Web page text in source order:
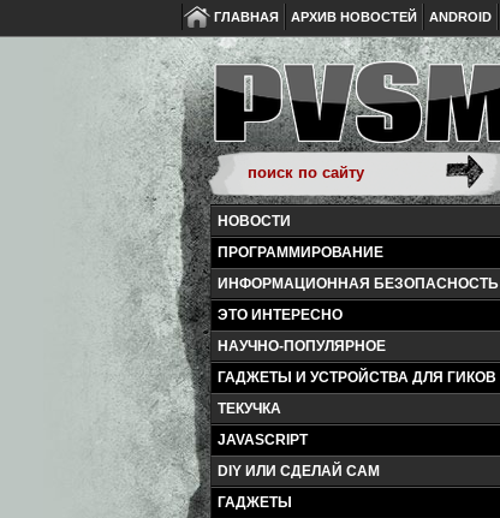
ГЛАВНАЯ АРХИВ НОВОСТЕЙ ANDROID
НОВОСТИ
ПРОГРАММИРОВАНИЕ
ИНФОРМАЦИОННАЯ БЕЗОПАСНОСТЬ
ЭТО ИНТЕРЕСНО
НАУЧНО-ПОПУЛЯРНОЕ
ГАДЖЕТЫ И УСТРОЙСТВА ДЛЯ ГИКОВ
ТЕКУЧКА
JAVASCRIPT
DIY ИЛИ СДЕЛАЙ САМ
ГАДЖЕТЫ